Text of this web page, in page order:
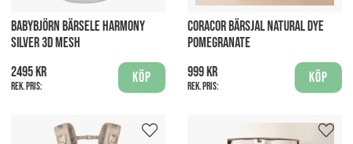
BABYBJÖRN BÄRSELE HARMONY
SILVER 3D MESH
2495 kr
Rek. pris:
Köp
CORACOR BÄRSJAL NATURAL DYE
POMEGRANATE
999 kr
Rek. pris:
Köp